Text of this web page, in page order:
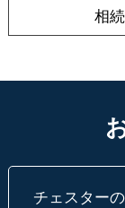
相
チェスター